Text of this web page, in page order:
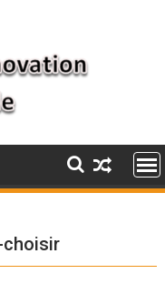
choisir